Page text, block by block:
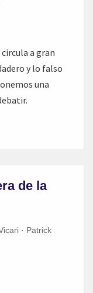
a gran
y lo falso
una
de la
· Patrick